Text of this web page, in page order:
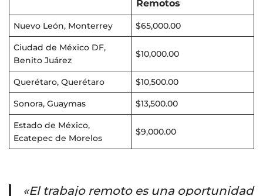
Remotos
Nuevo León, Monterrey $65,000.00
Ciudad de México DF,
Benito Juárez
$10,000.00
Querétaro, Querétaro $10,500.00
Sonora, Guaymas $13,500.00
Estado de México,
Ecatepec de Morelos
$9,000.00
«El trabajo remoto es una oportunidad